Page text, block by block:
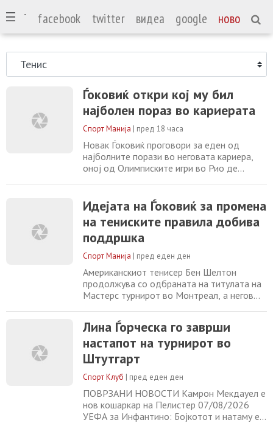
facebook twitter видеа google ново
Ѓоковиќ откри кој му бил
најболен пораз во кариерата
Спорт Манија | пред 18 часа
Новак Ѓоковиќ проговори за еден од
најболните порази во неговата кариера,
оној од Олимписките игри во Рио де
за златниот медал, во периодот кога
доминираше ги држеше сите четири гренд
слем титули. Сепак, неговото олимписко
патување во Рио изненадувачки заврши
Идејата на Ѓоковиќ за промена
на тениските правила добива
поддршка
Спорт Манија | пред еден ден
Американскиот тенисер Бен Шелтон
продолжува со одбраната на титулата на
Мастерс турнирот во Монтреал, а негов
во рамките од третото коло. По бројните
елиминации на фаворитите, 23-годишниот
Американец стана највисоко рангираниот
играч и единствениот претставник од Топ
10 на турнирот. Пред денешниот меч
против
Лина Ѓорческа го заврши
настапот на турнирот во
Штутгарт
Спорт Клуб | пред еден ден
ПОВРЗАНИ НОВОСТИ Камрон Мекдауел е
нов кошаркар на Пелистер 07/08/2026
УЕФА за Инфантино: Бојкотот и натаму е